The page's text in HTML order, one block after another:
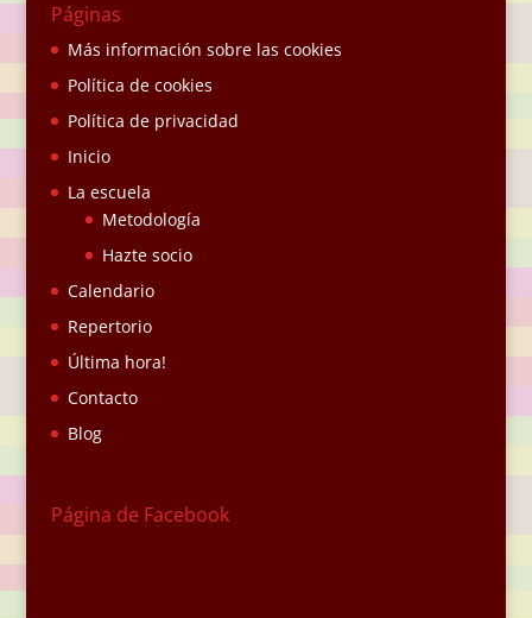
Páginas
Más información sobre las cookies
Política de cookies
Política de privacidad
Inicio
La escuela
Metodología
Hazte socio
Calendario
Repertorio
Última hora!
Contacto
Blog
Página de Facebook